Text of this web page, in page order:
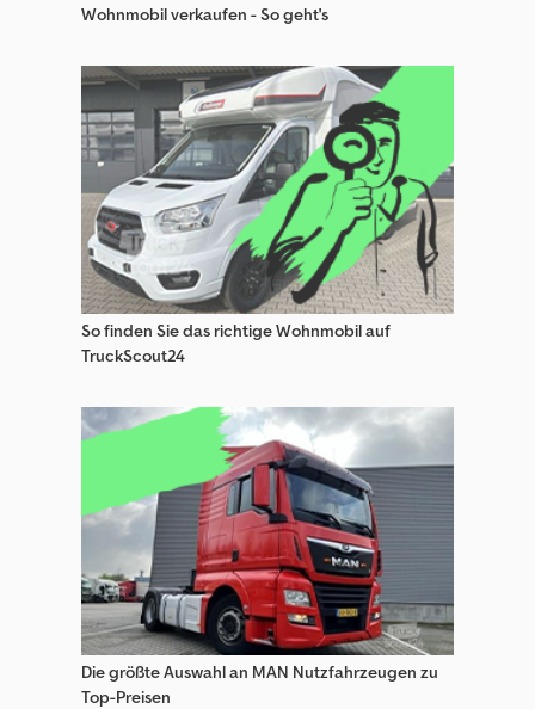
Schaeff Baumaschinen
Schaeff Spezial-Baumaschinen
Sonstige Baumaschinen
Sonstige Spezial-Baumaschinen
Spezial-Baumaschinen
Thwaites Spezial-Baumaschinen
Zeppelin Baumaschinen
Zeppelin Spezial-Baumaschinen
Zettelmeyer Baumaschinen
Zettelmeyer Radlader
Wohnmobil verkaufen - So geht's
So finden Sie das richtige Wohnmobil auf
TruckScout24
Die größte Auswahl an MAN Nutzfahrzeugen zu
Top-Preisen